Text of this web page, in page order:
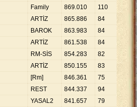
Family 869.010 110 7
ARTİZ 865.886 84
BAROK 863.983 84 10
ARTİZ 861.538 84
RM-SİS 854.283 82
ARTİZ 850.155 83
[Rm] 846.361 75
REST 844.337 94
YASAL2 841.657 79